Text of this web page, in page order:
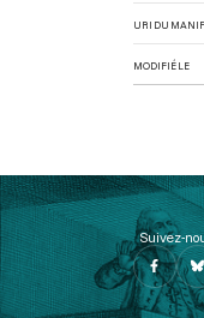
URI DU
MODIFIÉ LE
Suivez-